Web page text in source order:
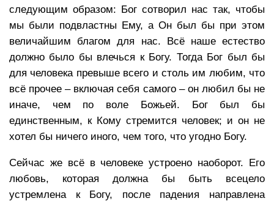
следующим образом: Бог сотворил нас так, чтобы
мы были подвластны Ему, а Он был бы при этом
величайшим благом для нас. Всё наше естество
должно было бы влечься к Богу. Тогда Бог был бы
для человека превыше всего и столь им любим, что
всё прочее – включая себя самого – он любил бы не
иначе, чем по воле Божьей. Бог был бы
единственным, к Кому стремится человек; и он не
хотел бы ничего иного, чем того, что угодно Богу.
Сейчас же всё в человеке устроено наоборот. Его
любовь, которая должна бы быть всецело
устремлена к Богу, после падения направлена